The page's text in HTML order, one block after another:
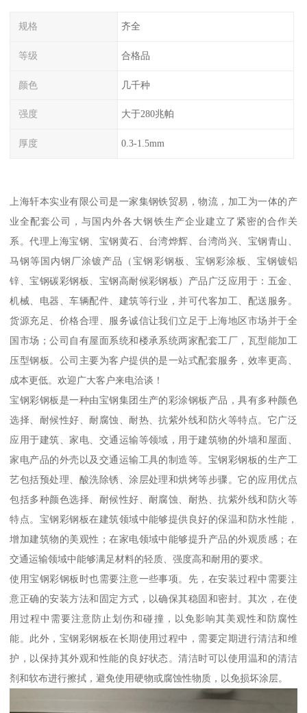
规格 齐全
等级 合格品
颜色 几千种
强度 大于280兆帕
厚度 0.3-1.5mm
上海轩本实业有限公司是一家集钢铁贸易，物流，加工为一体的产
业全配套公司，与国内外各大钢铁生产企业建立了紧密的合作关
系。代理上海宝钢、宝钢黄石、台湾烨辉、台湾尚兴、宝钢青山、
马钢等国内钢厂涂镀产品（宝钢彩钢板、宝钢彩涂板、宝钢镀铝
锌、宝钢碳彩钢板、宝钢高耐候彩钢板）产品广泛应用于：五金、
机械、电器、车辆配件、建筑等行业，并可代客加工、配送服务。
货源充足、价格合理、服务诚信让我们立足于上海地区市场并于全
国市场；公司自有屋面系统和楼承系统两家配套工厂，瓦型能加工
压型钢板。公司主要为客户提供的是一站式配套服务，效率更高、
成本更低。欢迎广大客户来电洽谈！
宝钢彩钢板是一种由宝钢集团生产的彩涂钢板产品，具有多种颜色
选择、耐候性好、耐腐蚀、耐热、抗紫外线和防火等特点。它广泛
应用于建筑、家电、交通运输等领域，用于建筑物的外墙和屋面、
家电产品的外壳以及交通运输工具的制造等。宝钢彩钢板的生产工
艺包括预处理、酸洗除锈、涂层处理和烘烤等步骤。它的应用优点
包括多种颜色选择、耐候性好、耐腐蚀、耐热、抗紫外线和防火等
特点。宝钢彩钢板在建筑领域中能够提供良好的保温和防水性能，
增加建筑物的美观性；在家电领域中能够提升产品的外观质感；在
交通运输领域中能够满足材料的轻质、强度高和耐用的要求。
使用宝钢彩钢板时也需要注意一些事项。先，在安装过程中需要注
意正确的安装方法和固定方式，以确保其稳固和密封。其次，在使
用过程中需要注意防止划伤和碰撞，以免影响其美观性和防腐性
能。此外，宝钢彩钢板在长期使用过程中，需要定期进行清洁和维
护，以保持其外观和性能的良好状态。清洁时可以使用温和的清洁
剂和软布进行擦拭，避免使用硬物或腐蚀性物质，以免损坏涂层。